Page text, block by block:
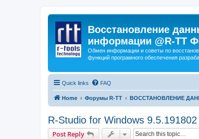
Восстановление
информации @R-TT
Обмен информации и советы по
функций програмного обеспечения
Quick links FAQ
Home Форумы R-TT ВОССТАНОВЛЕНИЕ
R-Studio for Windows 9.5.191802
Post Reply